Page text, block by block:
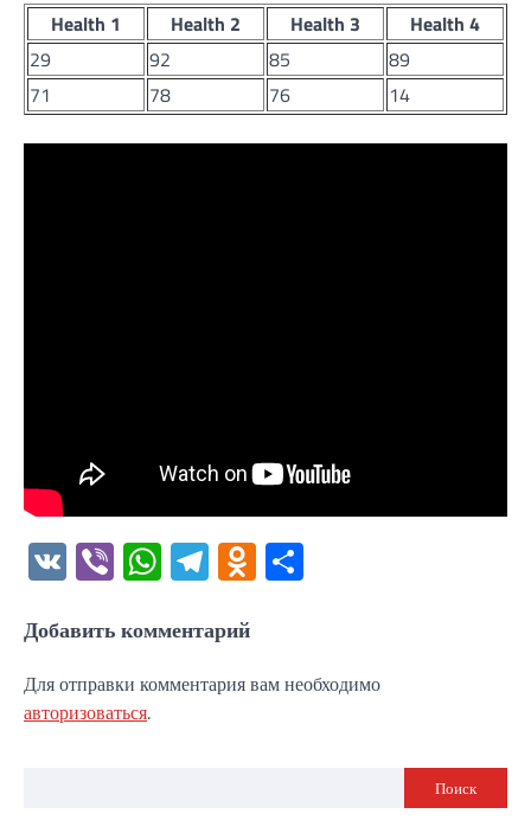
Health 1
Health 2 Health 3
Health 4
29
92 85
89
71
78 76 14
VK ViberWhatsApp
Telegram
Odnoklassniki
Добавить комментарий
Для отправки комментария вам необходимо
авторизоваться.
Поиск